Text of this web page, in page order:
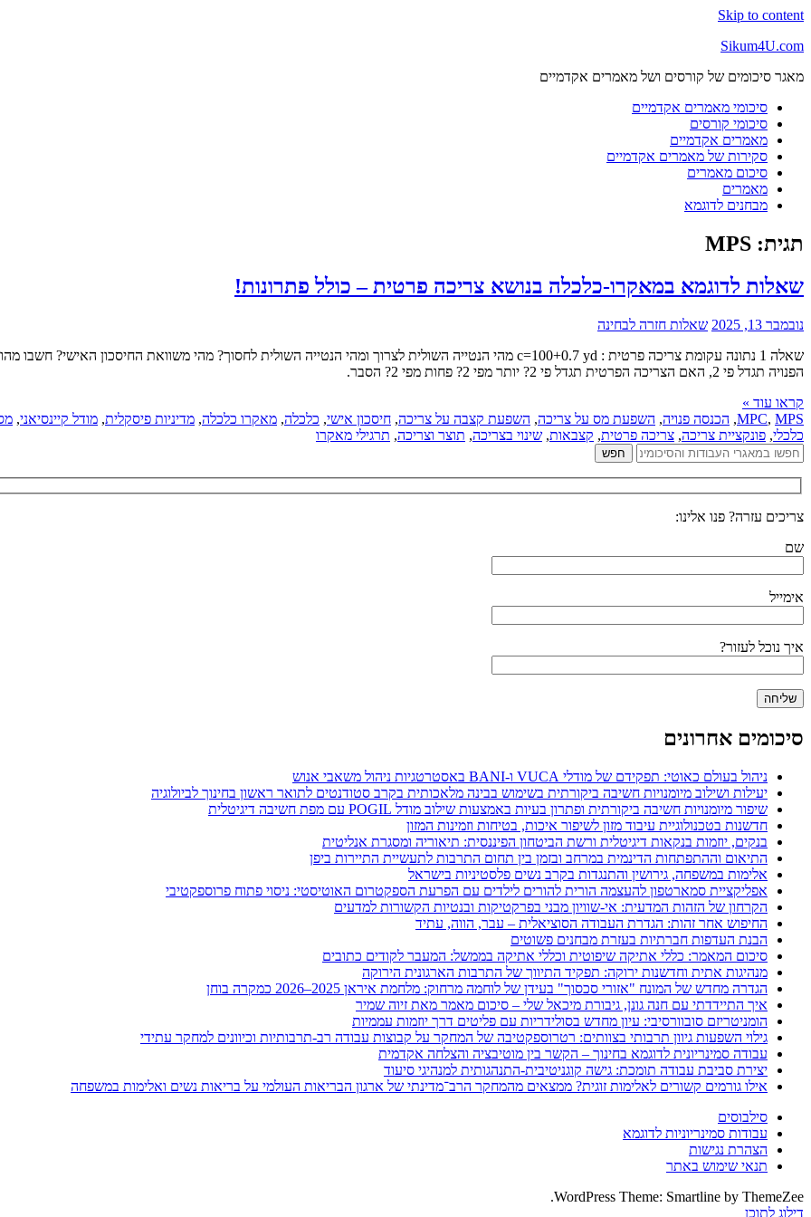
Skip to content
Sikum4U.com
מאגר סיכומים של קורסים ושל מאמרים אקדמיים
סיכומי מאמרים אקדמיים
סיכומי קורסים
מאמרים אקדמיים
סקירות של מאמרים אקדמיים
סיכום מאמרים
מאמרים
מבחנים לדוגמא
תגית: MPS
שאלות לדוגמא במאקרו-כלכלה בנושא צריכה פרטית – כולל פתרונות!
נובמבר 13, 2025
שאלות חזרה לבחינה
הפנויה תגדל פי 2, האם הצריכה הפרטית תגדל פי 2? יותר מפי 2? פחות מפי 2? הסבר.
קראו עוד »
MPC, MPS
, הכנסה פנויה, השפעת מס על צריכה, השפעת קצבה על צריכה, חיסכון אישי, כלכלה, מאקרו כלכלה, מדיניות פיסקלית, מודל קיינסיאני,
כלכלי, פונקציית צריכה, צריכה פרטית, קצבאות, שינוי בצריכה, תוצר וצריכה, תרגילי מאקרו
צריכים עזרה? פנו אלינו:
שם
אימייל
איך נוכל לעזור?
סיכומים אחרונים
ניהול בעולם כאוטי: תפקידם של מודלי VUCA ו-BANI באסטרטגיות ניהול משאבי אנוש
יעילות ושילוב מיומנויות חשיבה ביקורתית בשימוש בבינה מלאכותית בקרב סטודנטים לתואר ראשון בחינוך לביולוגיה
שיפור מיומנויות חשיבה ביקורתית ופתרון בעיות באמצעות שילוב מודל POGIL עם מפת חשיבה דיגיטלית
חדשנות בטכנולוגיית עיבוד מזון לשיפור איכות, בטיחות וזמינות המזון
בנקים, יוזמות בנקאות דיגיטלית ורשת הביטחון הפיננסית: תיאוריה ומסגרת אנליטית
התיאום וההתפתחות הדינמית במרחב ובזמן בין תחום התרבות לתעשיית התיירות ביפן
אלימות במשפחה, גירושין והתנגדות בקרב נשים פלסטיניות בישראל
אפליקציית סמארטפון להעצמה הורית להורים לילדים עם הפרעת הספקטרום האוטיסטי: ניסוי פתוח פרוספקטיבי
הקרחון של הזהות המדעית: אי-שוויון מבני בפרקטיקות ובנטיות הקשורות למדעים
החיפוש אחר זהות: הגדרת העבודה הסוציאלית – עבר, הווה, עתיד
הבנת העדפות חברתיות בעזרת מבחנים פשוטים
סיכום המאמר: כללי אתיקה שיפוטית וכללי אתיקה בממשל: המעבר לקודים כתובים
מנהיגות אתית וחדשנות ירוקה: תפקיד התיווך של התרבות הארגונית הירוקה
הגדרה מחדש של המונח "אזורי סכסוך" בעידן של לוחמה מרחוק: מלחמת איראן 2025–2026 כמקרה בוחן
איך התיידדתי עם חנה גונן, גיבורת מיכאל שלי – סיכום מאמר מאת זיוה שמיר
הומניטריזם סובוורסיבי: עיון מחדש בסולידריות עם פליטים דרך יוזמות עממיות
גילוי השפעות גיוון תרבותי בצוותים: רטרוספקטיבה של המחקר על קבוצות עבודה רב-תרבותיות וכיוונים למחקר עתידי
עבודה סמינריונית לדוגמא בחינוך – הקשר בין מוטיבציה והצלחה אקדמית
יצירת סביבת עבודה תומכת: גישה קוגניטיבית-התנהגותית למנהיגי סיעוד
אילו גורמים קשורים לאלימות זוגית? ממצאים מהמחקר הרב־מדינתי של ארגון הבריאות העולמי על בריאות נשים ואלימות במשפחה
סילבוסים
עבודות סמינריוניות לדוגמא
הצהרת נגישות
תנאי שימוש באתר
WordPress Theme: Smartline by ThemeZee.
דילוג לתוכן